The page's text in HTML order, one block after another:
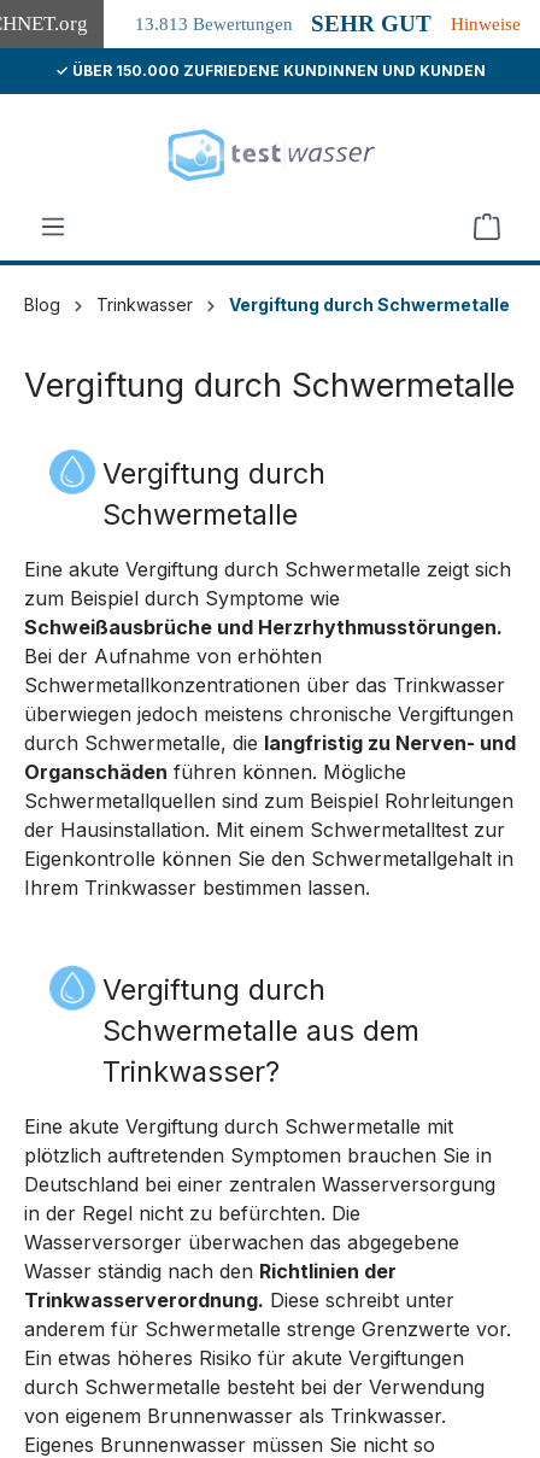
.org 13.813 Bewertungen SEHR GUT Hinweise
springen
✓ ÜBER 150.000 ZUFRIEDENE KUNDINNEN UND KUNDEN
Blog Trinkwasser Vergiftung durch Schwermetalle
Vergiftung durch Schwermetalle
Vergiftung durch
Schwermetalle
Eine akute Vergiftung durch Schwermetalle zeigt sich
zum Beispiel durch Symptome wie
Schweißausbrüche und Herzrhythmusstörungen.
Bei der Aufnahme von erhöhten
Schwermetallkonzentrationen über das Trinkwasser
überwiegen jedoch meistens chronische Vergiftungen
durch Schwermetalle, die langfristig zu Nerven- und
Organschäden führen können. Mögliche
Schwermetallquellen sind zum Beispiel Rohrleitungen
der Hausinstallation. Mit einem Schwermetalltest zur
Eigenkontrolle können Sie den Schwermetallgehalt in
Ihrem Trinkwasser bestimmen lassen.
Vergiftung durch
Schwermetalle aus dem
Trinkwasser?
Eine akute Vergiftung durch Schwermetalle mit
plötzlich auftretenden Symptomen brauchen Sie in
Deutschland bei einer zentralen Wasserversorgung
in der Regel nicht zu befürchten. Die
Wasserversorger überwachen das abgegebene
Wasser ständig nach den Richtlinien der
Trinkwasserverordnung. Diese schreibt unter
anderem für Schwermetalle strenge Grenzwerte vor.
Ein etwas höheres Risiko für akute Vergiftungen
durch Schwermetalle besteht bei der Verwendung
von eigenem Brunnenwasser als Trinkwasser.
Eigenes Brunnenwasser müssen Sie nicht so